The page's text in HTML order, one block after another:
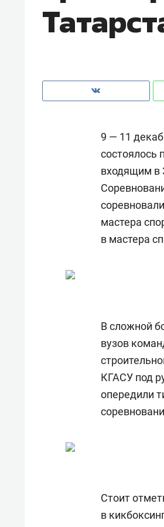
9 — 11
состоялось
входящим в
мастера
в мастера
В сложной
вузов
КГАСУ под
опередили
Стоит
в
Дизайнер-прораб
Наседкина: «Ремонт
для меня это